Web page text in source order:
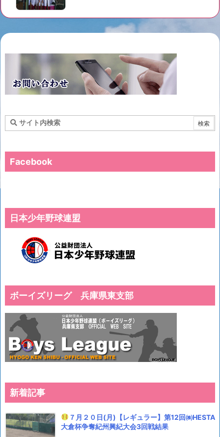
Facebook
日本少年野球連盟
ボーイズリーグ 兵庫県東支部
新着記事
７月２０日(月)【レギュラー】第12回㈱HESTA
大倉杯争奪紀州興紀大会3回戦結果